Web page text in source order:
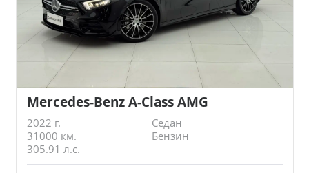
Mercedes-Benz A-Class AMG
2022 г.
Седан
31000 км.
Бензин
305.91 л.с.